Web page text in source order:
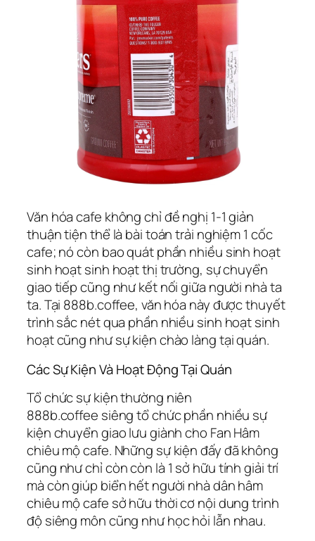
Văn hóa cafe không chỉ đề nghị 1-1 giản
thuận tiện thể là bài toán trải nghiệm 1 cốc
cafe; nó còn bao quát phần nhiều sinh hoạt
sinh hoạt sinh hoạt thị trường, sự chuyển
giao tiếp cũng như kết nối giữa người nhà ta
ta. Tại 888b.coffee, văn hóa này được thuyết
trình sắc nét qua phần nhiều sinh hoạt sinh
hoạt cũng như sự kiện chào làng tại quán.
Các Sự Kiện Và Hoạt Động Tại Quán
Tổ chức sự kiện thường niên
888b.coffee siêng tổ chức phần nhiều sự
kiện chuyển giao lưu giành cho Fan Hâm
chiêu mộ cafe. Những sự kiện đấy đã không
cũng như chỉ còn còn là 1 sở hữu tính giải trí
mà còn giúp biển hết người nhà dân hâm
chiêu mộ cafe sở hữu thời cơ nội dung trình
độ siêng môn cũng như học hỏi lẫn nhau.